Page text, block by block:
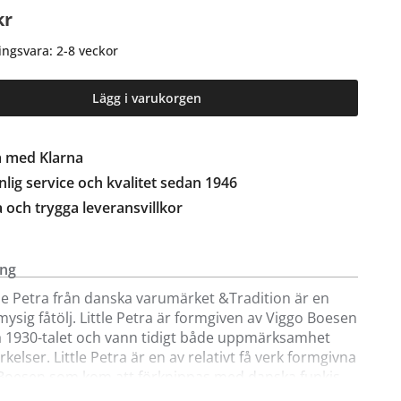
2-8 veckor
Lägg i varukorgen
med Klarna
service och kvalitet sedan 1946
och trygga leveransvillkor
Petra från danska varumärket &Tradition är en
fåtölj. Little Petra är formgiven av Viggo Boesen
1930-talet och vann tidigt både uppmärksamhet
Little Petra är en av relativt få verk formgivna
Boesen som kom att förknippas med danska funkis-